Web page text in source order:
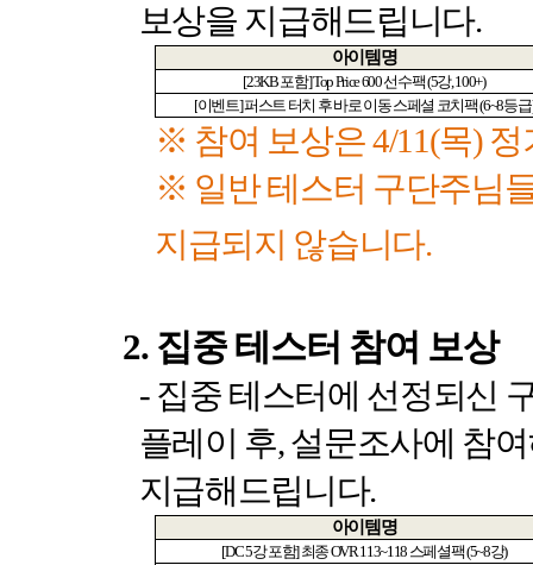
보상을 지급해드립니다.
아이템명
[23KB포함] Top Price 600선수팩(5강, 100+)
[이벤트]퍼스트 터치 후 바로 이동 스페셜 코치팩(6~8등급
※ 참여 보상은4/11(목) 정
※ 일반 테스터 구단주님
지급되지 않습니다.
2. 집중 테스터 참여 보상
- 집중 테스터에 선정되신
플레이 후,설문조사에 참
지급해드립니다.
아이템명
[DC 5강 포함]최종OVR 113~118 스페셜팩(5~8강)